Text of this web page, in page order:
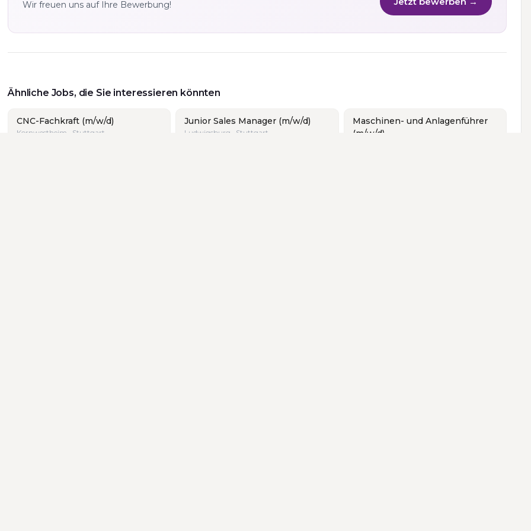
Wir freuen uns auf Ihre Bewerbung!
Ähnliche Jobs, die Sie interessieren könnten
CNC-Fachkraft (m/w/d)
Kornwestheim · Stuttgart
Junior Sales Manager (m/w/d)
Ludwigsburg · Stuttgart
Maschinen- und Anlagenführer
(m/w/d)